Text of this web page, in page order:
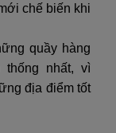
chế biến khi
quầy hàng
nhất, vì
địa điểm tốt